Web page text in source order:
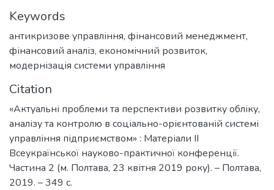
Keywords
антикризове управління, фінансовий менеджмент,
фінансовий аналіз, економічний розвиток,
модернізація системи управління
Citation
«Актуальні проблеми та перспективи розвитку обліку,
аналізу та контролю в соціально-орієнтованій системі
управління підприємством» : Матеріали ІІ
Всеукраїнської науково-практичної конференції.
Частина 2 (м. Полтава, 23 квітня 2019 року). – Полтава,
2019. – 349 с.